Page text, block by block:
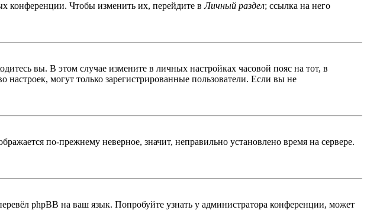
конференции. Чтобы изменить их, перейдите вЛичный раздел; ссылка на него
вы. В этом случае измените в личных настройках часовой пояс на тот, в
могут только зарегистрированные пользователи. Если вы не
по-прежнему неверное, значит, неправильно установлено время на сервере.
phpBB на ваш язык. Попробуйте узнать у администратора конференции, может